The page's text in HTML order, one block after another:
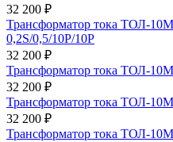
32 200 ₽
Трансформатор тока ТОЛ-
0,2S/0,5/10Р/10Р
32 200 ₽
Трансформатор тока ТОЛ-
32 200 ₽
Трансформатор тока ТОЛ-
32 200 ₽
Трансформатор тока ТОЛ-